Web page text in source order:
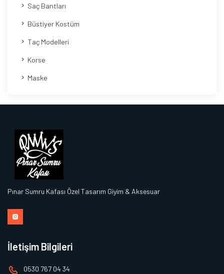
Saç Bantları
Büstiyer Kostüm
Taç Modelleri
Korse
Maske
Pınar Sumru Kafası Özel Tasarım Giyim & Aksesuar
İletişim Bilgileri
0530 767 04 34